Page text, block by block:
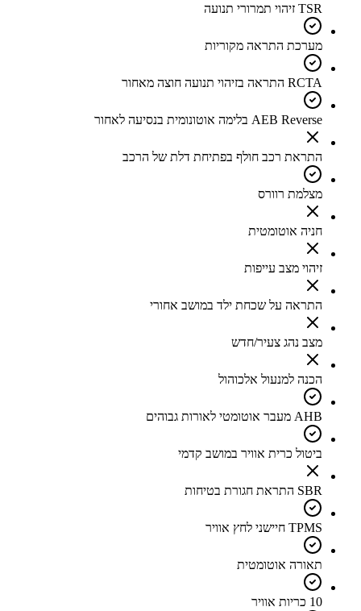
TSR זיהוי תמרורי תנועה
מערכת התראה מקוריות
RCTA התראה בזיהוי תנועה חוצה מאחור
AEB Reverse בלימה אוטונומית בנסיעה לאחור
התראת רכב חולף בפתיחת דלת של הרכב
מצלמת רוורס
חניה אוטומטית
זיהוי מצב עייפות
התראה על שכחת ילד במושב אחורי
מצב נהג צעיר/חדש
הכנה למנעול אלכוהול
AHB מעבר אוטומטי לאורות גבוהים
ביטול כרית אוויר במושב קדמי
SBR התראת חגורת בטיחות
TPMS חיישני לחץ אוויר
תאורה אוטומטית
10 כריות אוויר